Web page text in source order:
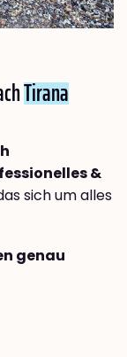
Tirana
&
sich um alles
genau